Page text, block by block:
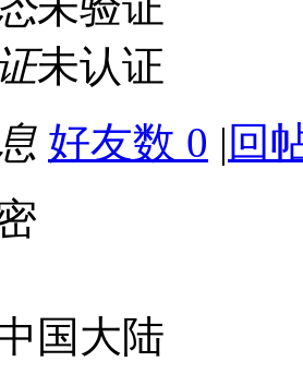
未认证
好友数 0 | 回
国大陆